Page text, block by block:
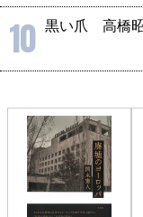
10 黒い爪 高橋昭